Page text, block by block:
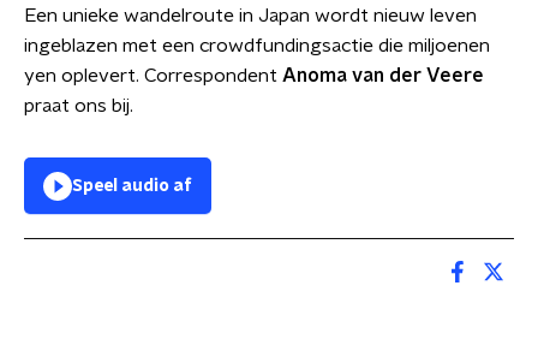
Een unieke wandelroute in Japan wordt nieuw leven
ingeblazen met een crowdfundingsactie die miljoenen
yen oplevert. Correspondent Anoma van der Veere
praat ons bij.
Speel audio af